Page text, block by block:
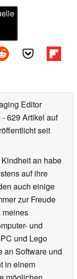
Editor
- 629 Artikel auf
seit
an habe
auf ihre
auch einige
zur Freude
meines
und
und Lego
an Software und
in einem